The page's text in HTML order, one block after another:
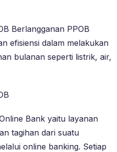
Berlangganan PPOB
efisiensi dalam melakukan
bulanan seperti listrik, air,
Bank yaitu layanan
tagihan dari suatu
online banking. Setiap